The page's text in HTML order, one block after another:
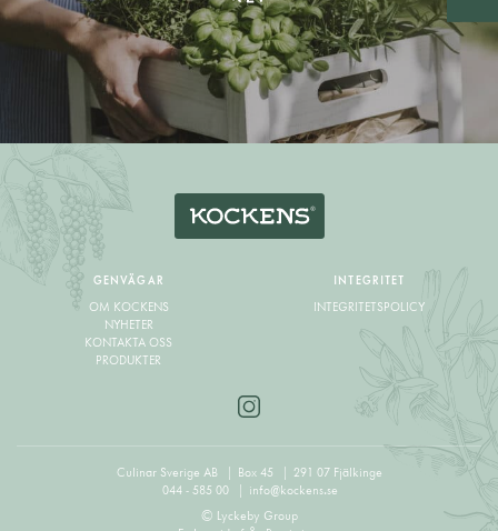
GENVÄGAR
OM KOCKENS
NYHETER
KONTAKTA OSS
PRODUKTER
INTEGRITET
INTEGRITETSPOLICY
© Lyckeby Group
Culinar Sverige AB Box 45
291 07 Fjälkinge
044 - 585 00
info@kockens.se